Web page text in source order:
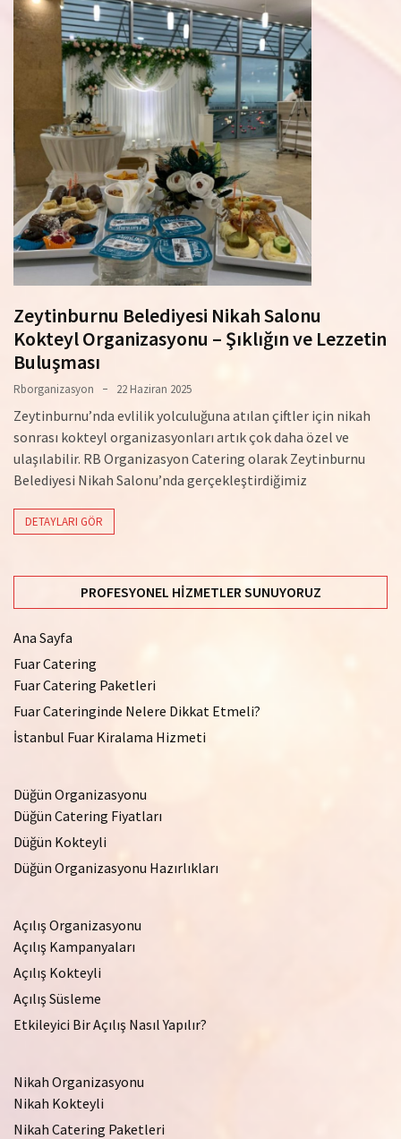
Zeytinburnu Belediyesi Nikah Salonu
Kokteyl Organizasyonu – Şıklığın ve Lezzetin
Buluşması
Rborganizasyon 22 Haziran 2025
Zeytinburnu’nda evlilik yolculuğuna atılan çiftler için nikah
sonrası kokteyl organizasyonları artık çok daha özel ve
ulaşılabilir. RB Organizasyon Catering olarak Zeytinburnu
Belediyesi Nikah Salonu’nda gerçekleştirdiğimiz
DETAYLARI GÖR
PROFESYONEL HIZMETLER SUNUYORUZ
Ana Sayfa
Fuar Catering
Fuar Catering Paketleri
Fuar Cateringinde Nelere Dikkat Etmeli?
İstanbul Fuar Kiralama Hizmeti
Düğün Organizasyonu
Düğün Catering Fiyatları
Düğün Kokteyli
Düğün Organizasyonu Hazırlıkları
Açılış Organizasyonu
Açılış Kampanyaları
Açılış Kokteyli
Açılış Süsleme
Etkileyici Bir Açılış Nasıl Yapılır?
Nikah Organizasyonu
Nikah Kokteyli
Nikah Catering Paketleri